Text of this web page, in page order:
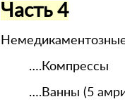
Часть 4
….Компрессы
….Ванны (5